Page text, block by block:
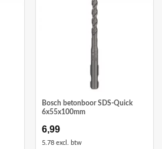
Bosch betonboor SDS-Quick
6x55x100mm
6,99
5.78 excl. btw